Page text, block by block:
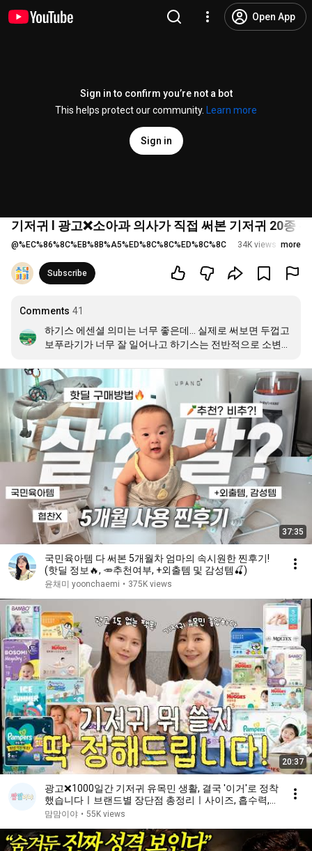
Open App
Sign in to confirm you’re not a bot
This helps protect our community.
Learn more
Sign in
기저귀 l 광고❌소아과 의사가 직접 써본 기저귀 20종
@%EC%86%8C%EB%8B%A5%ED%8C%8C%ED%8C%8C 34K views 9
more
Subscribe
Comments 41
하기스 에센셜 의미는 너무 좋은데… 실제로 써보면 두껍고
보푸라기가 너무 잘 일어나고 하기스는 전반적으로 소변냄
루에 15개이상 쓰게되요 냄새때문에 묵직하지 않아도 그냥
무조건 갈게되더라구요. 차라리 예민아가들은 킨도 베베가
드 추천이고, 이거저거 써보고 저는 팸퍼스 터치오브네이
처로 정착 했어요 ㅎㅎ 진짜 육아 하시는 분이 분유뿐만 아
니라 기저귀도 리뷰해주시니 뭔가 신뢰가 상승하네요 ㅋㅋ
ㅋ
영상길이 보고 무릎탁 치고 갑니다 고생하셨습니다 👏🏻
37:35
국민육아템 다 써본 5개월차 엄마의 속시원한 찐후기!
(핫딜 정보🔥, 🥕추천여부, +외출템 및 감성템🍒)
윤채미 yoonchaemi • 375K views
20:37
광고❌1000일간 기저귀 유목민 생활, 결국 '이거'로 정착
했습니다ㅣ브랜드별 장단점 총정리ㅣ사이즈, 흡수력,
가격 다 따져본 '찐' 추천템ㅣ인생 기저귀 TOP 3 ㅣ밤기
맘맘이야 • 55K views